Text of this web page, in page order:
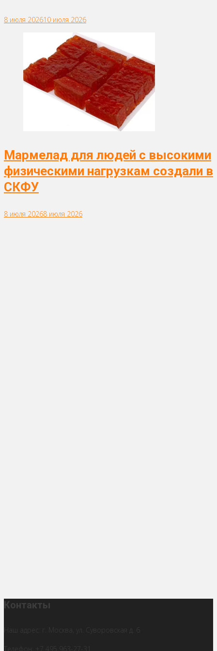
8 июля 202610 июля 2026
Мармелад для людей с высокими
физическими нагрузкам создали в
СКФУ
8 июля 20268 июля 2026
Контакты
Наш адрес: г. Москва, ул. Суворовская д. 6
Телефон: +7 495 963-27-31